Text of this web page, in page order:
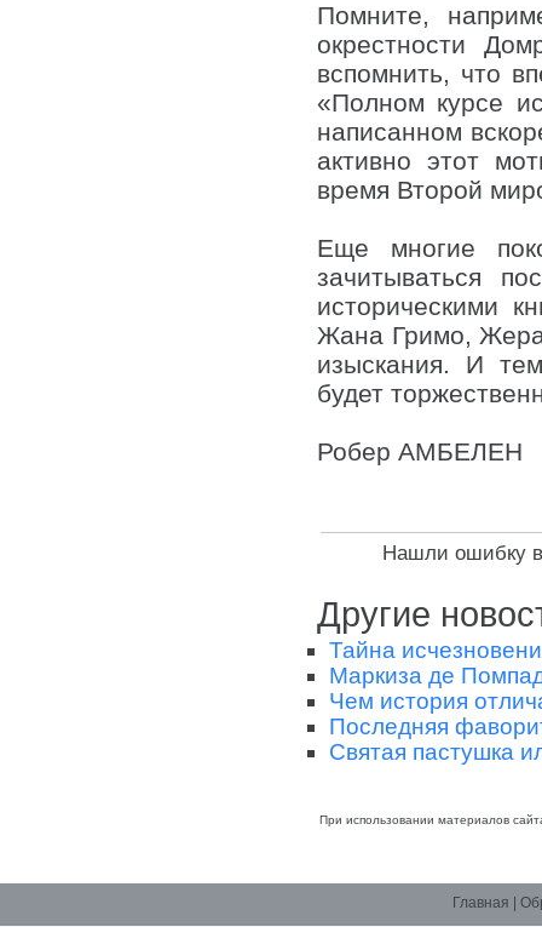
Помните,
окрестности
вспомнить, что
«Полном курсе
написанном
активно этот
время Второй
Еще многие
зачитываться
историческими
Жана Гримо,
изыскания. И
будет
Робер АМБЕЛЕН
Нашли ошибку в
Другие
Тайна
Маркиза де
Чем история
Последняя
Святая пастушка
При использовании материалов
Главная